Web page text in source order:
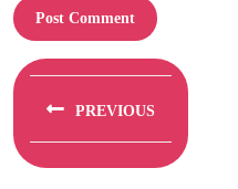
Berichtnavigatie
PREVIOUS
post: